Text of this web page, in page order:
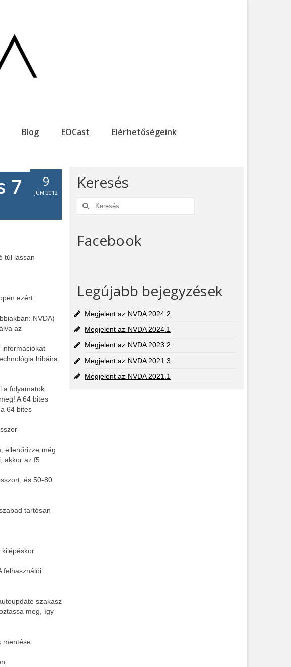
Blog EOCast Elérhetőségeink
9
JÚN 2012
7
túl lassan
ezért
NVDA)
az
hibáira
a folyamatok
A 64 bites
64 bites
ellenőrizze még
akkor az f5
és 50-80
tartósan
kilépéskor
felhasználói
szakasz
meg, így
mentése
Keresés
Keresés:
Facebook
Legújabb bejegyzések
Megjelent az NVDA 2024.2
Megjelent az NVDA 2024.1
Megjelent az NVDA 2023.2
Megjelent az NVDA 2021.3
Megjelent az NVDA 2021.1